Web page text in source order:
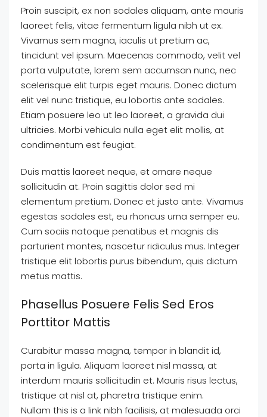
Proin suscipit, ex non sodales aliquam, ante mauris
laoreet felis, vitae fermentum ligula nibh ut ex.
Vivamus sem magna, iaculis ut pretium ac,
tincidunt vel ipsum. Maecenas commodo, velit vel
porta vulputate, lorem sem accumsan nunc, nec
scelerisque elit turpis eget mauris. Donec dictum
elit vel nunc tristique, eu lobortis ante sodales.
Etiam posuere leo ut leo laoreet, a gravida dui
ultricies. Morbi vehicula nulla eget elit mollis, at
condimentum est feugiat.
Duis mattis laoreet neque, et ornare neque
sollicitudin at. Proin sagittis dolor sed mi
elementum pretium. Donec et justo ante. Vivamus
egestas sodales est, eu rhoncus urna semper eu.
Cum sociis natoque penatibus et magnis dis
parturient montes, nascetur ridiculus mus. Integer
tristique elit lobortis purus bibendum, quis dictum
metus mattis.
Phasellus Posuere Felis Sed Eros
Porttitor Mattis
Curabitur massa magna, tempor in blandit id,
porta in ligula. Aliquam laoreet nisl massa, at
interdum mauris sollicitudin et. Mauris risus lectus,
tristique at nisl at, pharetra tristique enim.
Nullam this is a link nibh facilisis, at malesuada orci